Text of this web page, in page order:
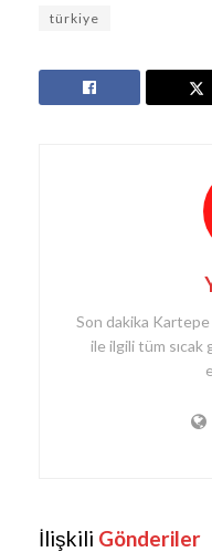
türkiye
Son dakika
ile ilgili tüm sıcak
İlişkili Gönderiler